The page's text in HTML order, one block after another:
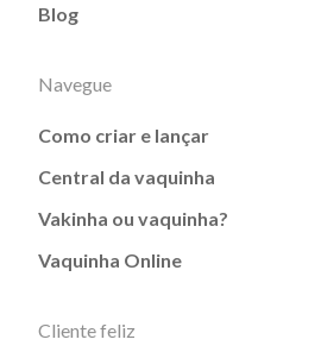
Blog
Navegue
Como criar e lançar
Central da vaquinha
Vakinha ou vaquinha?
Vaquinha Online
Cliente feliz